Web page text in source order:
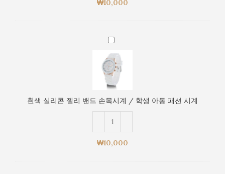
계
손
계
/
학
생
아
동
패
션
시
계
₩10,000
흰
실
리
콘
리
손
목
흰색 실리콘 젤리 밴드 손목시계 / 학생 아동 패션 시계
₩10,000